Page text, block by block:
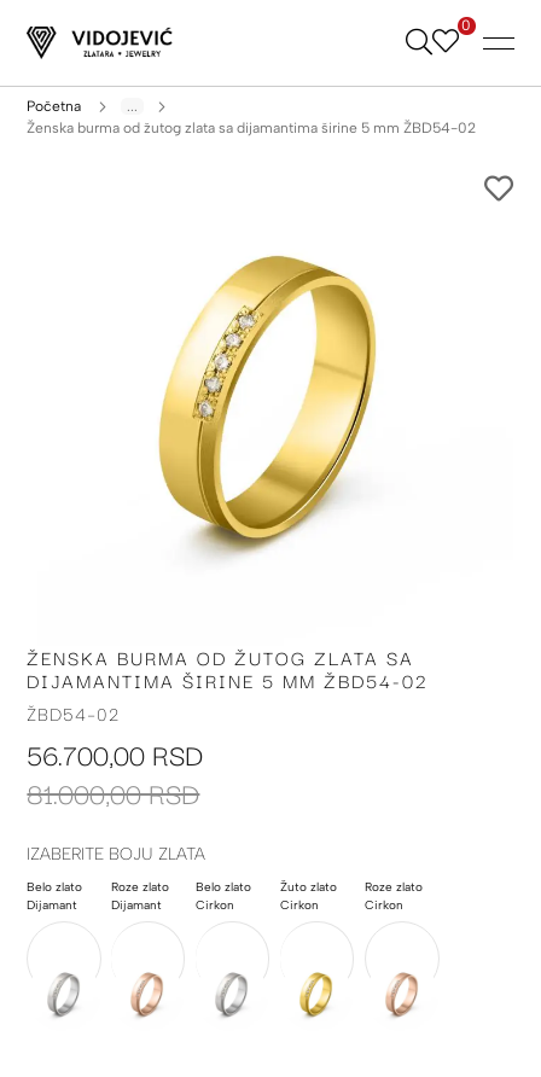
Skip
0
Početna
...
Ženska burma od žutog zlata sa dijamantima širine 5 mm ŽBD54-02
Skip
to
the
of
images
ŽENSKA BURMA OD ŽUTOG ZLATA SA
DIJAMANTIMA ŠIRINE 5 MM ŽBD54-02
ŽBD54-02
56.700,00 RSD
81.000,00 RSD
IZABERITE BOJU ZLATA
Belo zlato
Dijamant
Roze zlato
Dijamant
Belo zlato
Cirkon
Žuto zlato
Cirkon
Roze zlato
Cirkon